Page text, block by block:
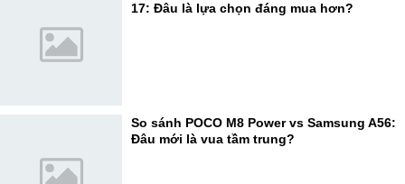
17: Đâu là lựa chọn đáng mua hơn?
So sánh POCO M8 Power vs Samsung A56:
Đâu mới là vua tầm trung?